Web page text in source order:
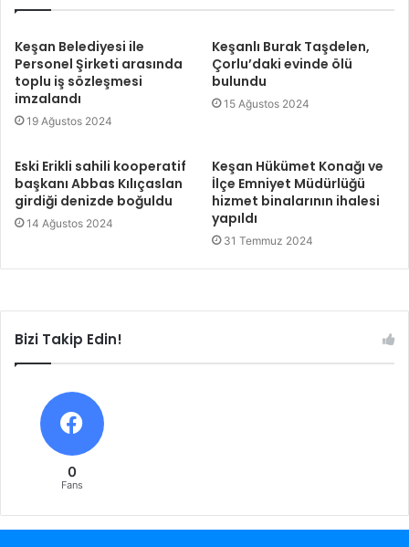
Keşan Belediyesi ile
Personel Şirketi arasında
toplu iş sözleşmesi
imzalandı
19 Ağustos 2024
Keşanlı Burak Taşdelen,
Çorlu’daki evinde ölü
bulundu
15 Ağustos 2024
Eski Erikli sahili kooperatif
başkanı Abbas Kılıçaslan
girdiği denizde boğuldu
14 Ağustos 2024
Keşan Hükümet Konağı ve
İlçe Emniyet Müdürlüğü
hizmet binalarının ihalesi
yapıldı
31 Temmuz 2024
Bizi Takip Edin!
0
Fans